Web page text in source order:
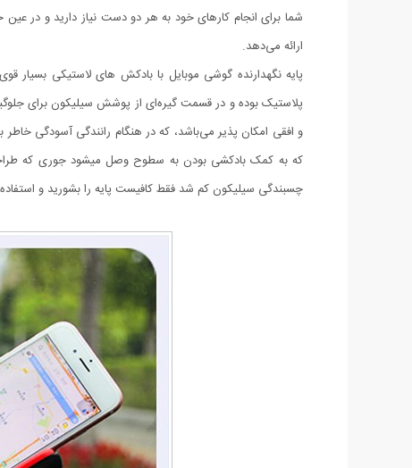
شما برای انجام کارهای خود به هر دو دست نیاز دارید و در
ارائه می‌دهد.
پایه نگهدارنده گوشی موبایل با بادکش های لاستیکی
که به کمک بادکشی بودن به سطوح وصل میشود جوری که
چسبندگی سیلیکون کم شد فقط کافیست پایه را بشورید و